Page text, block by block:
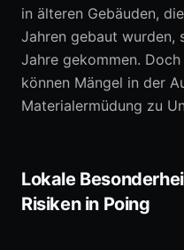
in älteren Gebäuden,
Jahren gebaut wurden,
Jahre gekommen.
können Mängel in der
Materialermüdung zu
Lokale
Risiken in Poing